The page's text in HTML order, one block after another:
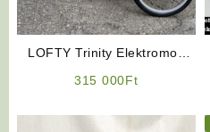
LOFTY Trinity Elektromos
315 000Ft